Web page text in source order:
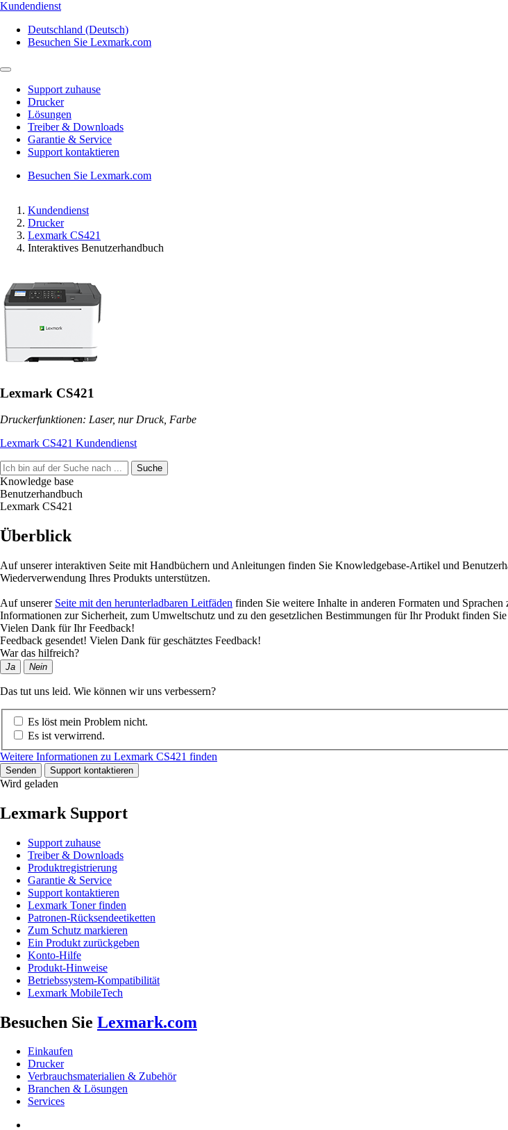
Kundendienst
Deutschland (Deutsch)
Besuchen Sie Lexmark.com
Support zuhause
Drucker
Lösungen
Treiber & Downloads
Garantie & Service
Support kontaktieren
Besuchen Sie Lexmark.com
Kundendienst
Drucker
Lexmark CS421
Interaktives Benutzerhandbuch
Lexmark CS421
Druckerfunktionen: Laser, nur Druck, Farbe
Lexmark CS421 Kundendienst
Suche
Knowledge base
Benutzerhandbuch
Lexmark CS421
Überblick
Auf unserer interaktiven Seite mit Handbüchern und Anleitungen finden Sie Knowledgebase-Artikel und
Wiederverwendung Ihres Produkts unterstützen.
Auf unserer Seite mit den herunterladbaren Leitfäden finden Sie weitere Inhalte in anderen Formaten und Sprachen
Informationen zur Sicherheit, zum Umweltschutz und zu den gesetzlichen Bestimmungen für Ihr Produkt finden
Vielen Dank für Ihr Feedback!
Feedback gesendet! Vielen Dank für geschätztes Feedback!
War das hilfreich?
Ja Nein
Das tut uns leid. Wie können wir uns verbessern?
Es löst mein Problem nicht.
Es ist verwirrend.
Weitere Informationen zu Lexmark CS421 finden
Senden Support kontaktieren
Wird geladen
Lexmark Support
Support zuhause
Treiber & Downloads
Produktregistrierung
Garantie & Service
Support kontaktieren
Lexmark Toner finden
Patronen-Rücksendeetiketten
Zum Schutz markieren
Ein Produkt zurückgeben
Konto-Hilfe
Produkt-Hinweise
Betriebssystem-Kompatibilität
Lexmark MobileTech
Besuchen Sie Lexmark.com
Einkaufen
Drucker
Verbrauchsmaterialien & Zubehör
Branchen & Lösungen
Services